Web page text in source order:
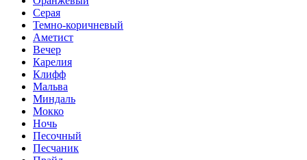
Серая
Темно-коричневый
Аметист
Вечер
Карелия
Клифф
Мальва
Миндаль
Мокко
Ночь
Песочный
Песчаник